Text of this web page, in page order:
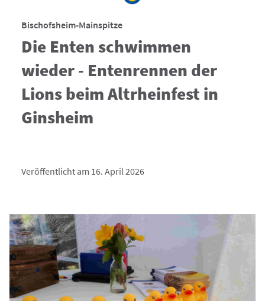
Bischofsheim-Mainspitze
Die Enten schwimmen
wieder - Entenrennen der
Lions beim Altrheinfest in
Ginsheim
Veröffentlicht am 16. April 2026